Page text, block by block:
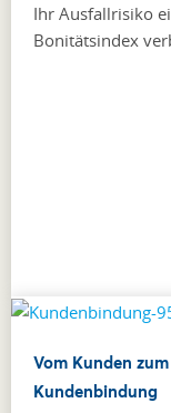
Ihr Ausfallrisiko
Bonitätsindex
Vom Kunden
Kundenbindung